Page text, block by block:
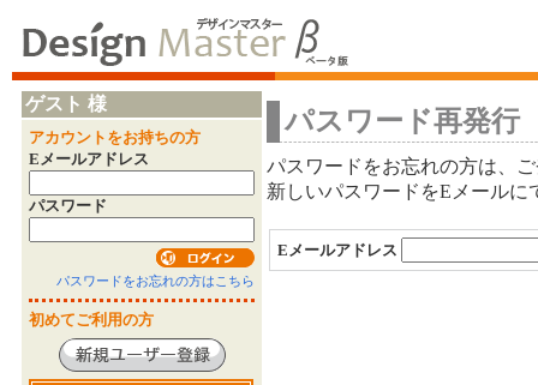
ゲスト 様
アカウントをお持ちの方
Eメールアドレス
パスワード
パスワードをお忘れの方はこちら
初めてご利用の方
パスワード再発行
パスワードをお忘れの方は、
新しいパスワードをEメールに
Eメールアドレス